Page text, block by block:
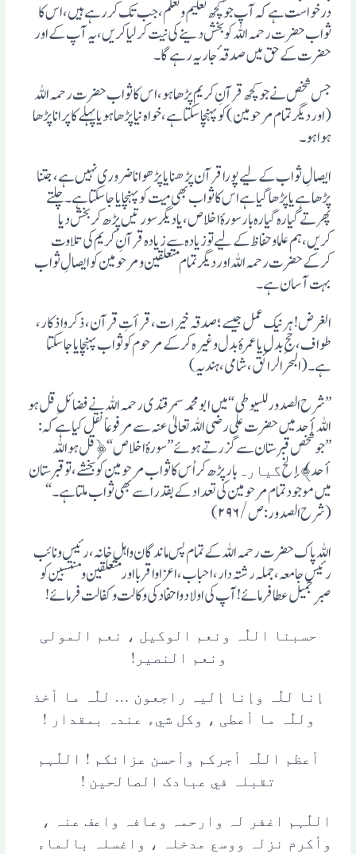
درخواست ہے کہ آپ جو کچھ تعلیم وتعلُّم، جب تک کررہے ہیں، اس کا
ثواب حضرت رحمہ اللہ کو بخش دینے کی نیت کرلیا کریں، یہ آپ کے اور
حضرت کے حق میں صدقہٴ جاریہ رہے گا۔
جس شخص نے جو کچھ قرآنِ کریم پڑھا ہو، اس کا ثواب حضرت رحمہ اللہ
(اور دیگر تمام مرحومین ) کو پہنچا سکتا ہے، خواہ نیا پڑھا ہو یا پہلے کا پرانا پڑھا
ہوا ہو۔
ایصالِ ثواب کے لیے پورا قرآن پڑھنا یا پڑھوانا ضروری نہیں ہے، جتنا
پڑھا ہے یا پڑھا گیا ہے اس کا ثواب بھی میت کو پہنچایا جاسکتا ہے۔چلتے
پھرتے گیارہ گیارہ بار سورہٴ اخلاص، یا دیگر سورتیں پڑھ کر بخش دیا
کریں،ہم علما وحفاظ کے لیے تو زیادہ سے زیادہ قرآنِ کریم کی تلاوت
کرکے حضرت رحمہ اللہ اور دیگر تمام متعلقین ومرحومین کو ایصالِ ثواب
بہت آسان ہے۔
الغرض! ہر نیک عمل جیسے؛ صدقہ خیرات، قرأتِ قرآن، ذکر واذکار،
طواف، حجِ بدل یا عمرہٴ بدل وغیرہ کرکے مرحوم کو ثواب پہنچایا جاسکتا
ہے۔ (البحر الرائق،شامی، ہندیہ)
”شرح الصدور للسیوطی“ میں ابو محمد سمرقندی رحمہ اللہ نے فضائلِ قل ہو
اللہ أحد میں حضرت علی رضی اللہ تعالیٰ عنہ سے مرفوعاً نقل کیا ہے کہ :
”جو شخص قبرستان سے گزرتے ہوئے ”سورہٴ اخلاص“ ﴿قل ہو اللہ
أحد﴾ إلخگیارہ بارپڑھ کر اُس کا ثواب مرحومین کو بخشے، تو قبرستان
میں موجود تمام مرحومین کی تعداد کے بقدر اسے بھی ثواب ملتا ہے۔“
(شرح الصدور: ص/۲۹۶)
اللہ پاک حضرت رحمہ اللہ کے تمام پس ماندگان واہلِ خانہ، رئیس ونائب
رئیس جامعہ ، جملہ رشتہ دار ، احباب ، اعزا واقربا اور متعلقین ومنتسبین کو
صبرِ جمیل عطا فرمائے!آپ کی اولاد واحفاد کی وکالت وکفالت فرمائے!
حسبنا اللّٰہ ونعم الوکیل ، نعم المولی
ونعم النصیر!
إنا للّٰہ وإنا إلیہ راجعون … للّٰہ ما أخذ
وللّٰہ ما أعطی ، وکل شيء عندہ بمقدار !
أعظم اللّٰہ أجرکم وأحسن عزائکم ! اللّٰہم
تقبلہ في عبادک الصالحین !
اللّٰہم اغفر لہ وارحمہ وعافہ واعف عنہ ،
وأکرم نزلہ ووسع مدخلہ ، واغسلہ بالماء